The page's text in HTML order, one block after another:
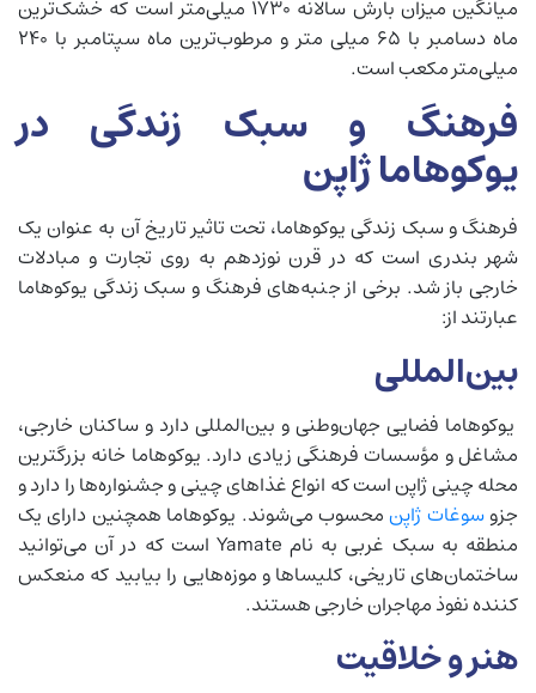
میانگین میزان بارش سالانه 1730 میلی‌متر است که خشک‌ترین
ماه دسامبر با 65 میلی متر و مرطوب‌ترین ماه سپتامبر با 240
میلی‌متر مکعب است.
فرهنگ و سبک زندگی در
یوکوهاما ژاپن
فرهنگ و سبک زندگی یوکوهاما، تحت تاثیر تاریخ آن به عنوان یک
شهر بندری است که در قرن نوزدهم به روی تجارت و مبادلات
خارجی باز شد. برخی از جنبه‌های فرهنگ و سبک زندگی یوکوهاما
عبارتند از:
بین‌المللی
یوکوهاما فضایی جهان‌وطنی و بین‌المللی دارد و ساکنان خارجی،
مشاغل و مؤسسات فرهنگی زیادی دارد. یوکوهاما خانه بزرگترین
محله چینی ژاپن است که انواع غذاهای چینی و جشنواره‌ها را دارد و
جزوسوغات ژاپنمحسوب می‌شوند. یوکوهاما همچنین دارای یک
منطقه به سبک غربی به نام Yamate است که در آن می‌توانید
ساختمان‌های تاریخی، کلیساها و موزه‌هایی را بیابید که منعکس
کننده نفوذ مهاجران خارجی هستند.
هنر و خلاقیت